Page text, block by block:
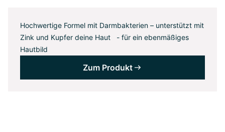
Hochwertige Formel mit Darmbakterien – unterstützt mit
Zink und Kupfer deine Haut - für ein ebenmäßiges
Hautbild
Zum Produkt